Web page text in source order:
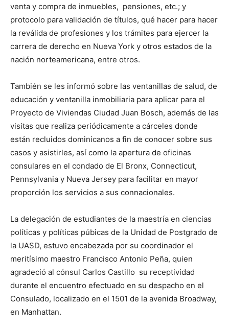
venta y compra de inmuebles, pensiones, etc.; y
protocolo para validación de títulos, qué hacer para hacer
la reválida de profesiones y los trámites para ejercer la
carrera de derecho en Nueva York y otros estados de la
nación norteamericana, entre otros.
También se les informó sobre las ventanillas de salud, de
educación y ventanilla inmobiliaria para aplicar para el
Proyecto de Viviendas Ciudad Juan Bosch, además de las
visitas que realiza periódicamente a cárceles donde
están recluidos dominicanos a fin de conocer sobre sus
casos y asistirles, así como la apertura de oficinas
consulares en el condado de El Bronx, Connecticut,
Pennsylvania y Nueva Jersey para facilitar en mayor
proporción los servicios a sus connacionales.
La delegación de estudiantes de la maestría en ciencias
políticas y políticas púbicas de la Unidad de Postgrado de
la UASD, estuvo encabezada por su coordinador el
meritísimo maestro Francisco Antonio Peña, quien
agradeció al cónsul Carlos Castillo su receptividad
durante el encuentro efectuado en su despacho en el
Consulado, localizado en el 1501 de la avenida Broadway,
en Manhattan.